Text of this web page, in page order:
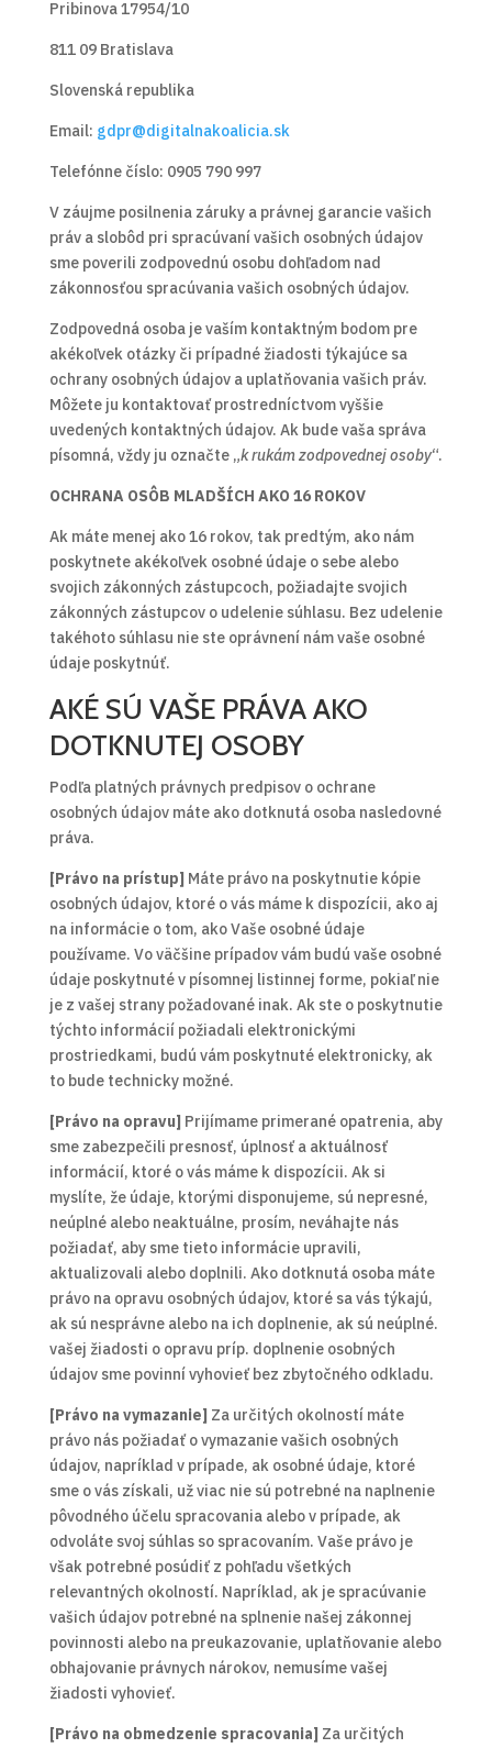
Pribinova 17954/10
811 09 Bratislava
Slovenská republika
Email: gdpr@digitalnakoalicia.sk
Telefónne číslo: 0905 790 997
V záujme posilnenia záruky a právnej garancie vašich
práv a slobôd pri spracúvaní vašich osobných údajov
sme poverili zodpovednú osobu dohľadom nad
zákonnosťou spracúvania vašich osobných údajov.
Zodpovedná osoba je vaším kontaktným bodom pre
akékoľvek otázky či prípadné žiadosti týkajúce sa
ochrany osobných údajov a uplatňovania vašich práv.
Môžete ju kontaktovať prostredníctvom vyššie
uvedených kontaktných údajov. Ak bude vaša správa
písomná, vždy ju označte „k rukám zodpovednej osoby“.
OCHRANA OSÔB MLADŠÍCH AKO 16 ROKOV
Ak máte menej ako 16 rokov, tak predtým, ako nám
poskytnete akékoľvek osobné údaje o sebe alebo
svojich zákonných zástupcoch, požiadajte svojich
zákonných zástupcov o udelenie súhlasu. Bez udelenie
takéhoto súhlasu nie ste oprávnení nám vaše osobné
údaje poskytnúť.
AKÉ SÚ VAŠE PRÁVA AKO
DOTKNUTEJ OSOBY
Podľa platných právnych predpisov o ochrane
osobných údajov máte ako dotknutá osoba nasledovné
práva.
[Právo na prístup]Máte právo na poskytnutie kópie
osobných údajov, ktoré o vás máme k dispozícii, ako aj
na informácie o tom, ako Vaše osobné údaje
používame. Vo väčšine prípadov vám budú vaše osobné
údaje poskytnuté v písomnej listinnej forme, pokiaľ nie
je z vašej strany požadované inak. Ak ste o poskytnutie
týchto informácií požiadali elektronickými
prostriedkami, budú vám poskytnuté elektronicky, ak
to bude technicky možné.
[Právo na opravu]Prijímame primerané opatrenia, aby
sme zabezpečili presnosť, úplnosť a aktuálnosť
informácií, ktoré o vás máme k dispozícii. Ak si
myslíte, že údaje, ktorými disponujeme, sú nepresné,
neúplné alebo neaktuálne, prosím, neváhajte nás
požiadať, aby sme tieto informácie upravili,
aktualizovali alebo doplnili. Ako dotknutá osoba máte
právo na opravu osobných údajov, ktoré sa vás týkajú,
ak sú nesprávne alebo na ich doplnenie, ak sú neúplné.
vašej žiadosti o opravu príp. doplnenie osobných
údajov sme povinní vyhovieť bez zbytočného odkladu.
[Právo na vymazanie]Za určitých okolností máte
právo nás požiadať o vymazanie vašich osobných
údajov, napríklad v prípade, ak osobné údaje, ktoré
sme o vás získali, už viac nie sú potrebné na naplnenie
pôvodného účelu spracovania alebo v prípade, ak
odvoláte svoj súhlas so spracovaním. Vaše právo je
však potrebné posúdiť z pohľadu všetkých
relevantných okolností. Napríklad, ak je spracúvanie
vašich údajov potrebné na splnenie našej zákonnej
povinnosti alebo na preukazovanie, uplatňovanie alebo
obhajovanie právnych nárokov, nemusíme vašej
žiadosti vyhovieť.
[Právo na obmedzenie spracovania]Za určitých